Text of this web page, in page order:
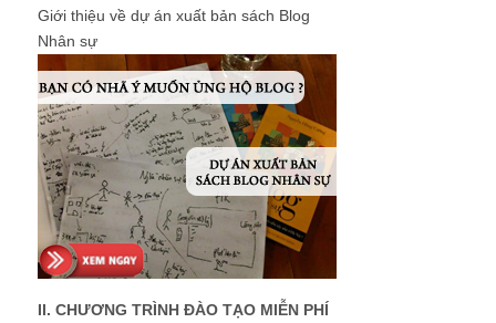
Giới thiệu về dự án xuất bản sách Blog
Nhân sự
II. CHƯƠNG TRÌNH ĐÀO TẠO MIỄN PHÍ